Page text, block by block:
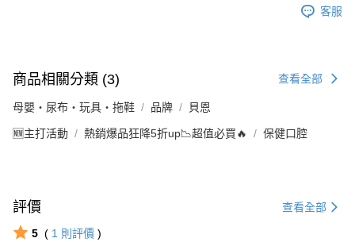
客服
商品相關分類 (3) 查看全部
母嬰・尿布・玩具・拖鞋 品牌 貝恩
🆕主打活動 熱銷爆品狂降5折up📉超值必買🔥 保健口腔
評價 查看全部
5 ( 1 則評價 )